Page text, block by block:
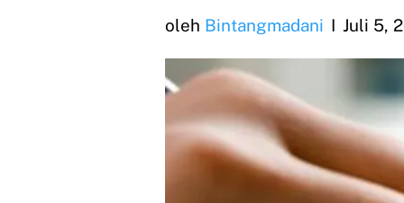
oleh Bintangmadani Juli 5,